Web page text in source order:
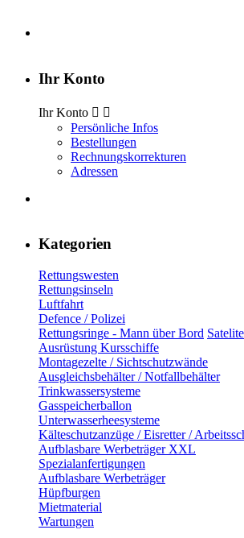
Ihr Konto
Ihr Konto  
Persönliche Infos
Bestellungen
Rechnungskorrekturen
Adressen
Kategorien
Rettungswesten
Rettungsinseln
Luftfahrt
Defence / Polizei
Rettungsringe - Mann über Bord
Ausrüstung Kursschiffe
Montagezelte / Sichtschutzwände
Ausgleichsbehälter / Notfallbehälter
Trinkwassersysteme
Gasspeicherballon
Unterwasserheesysteme
Kälteschutzanzüge / Eisretter /
Aufblasbare Werbeträger XXL
Spezialanfertigungen
Aufblasbare Werbeträger
Hüpfburgen
Mietmaterial
Wartungen